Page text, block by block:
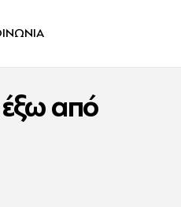
έξω από